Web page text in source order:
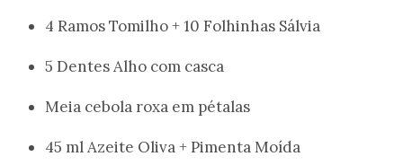
4 Ramos Tomilho + 10 Folhinhas Sálvia
5 Dentes Alho com casca
Meia cebola roxa em pétalas
45 ml Azeite Oliva + Pimenta Moída